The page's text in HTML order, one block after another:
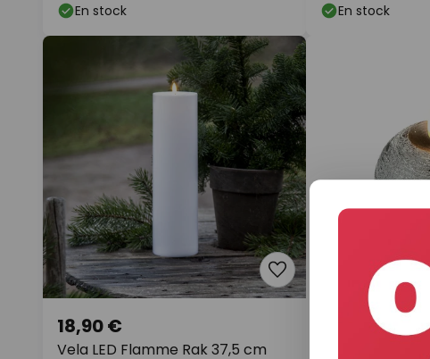
En stock En stock
Vela LED Flamme Rak 37,5 cm
18,90 €
STERNTALER
6,90 €